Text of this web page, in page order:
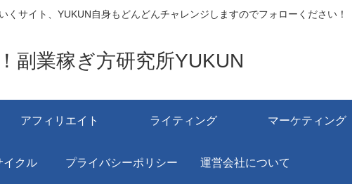
サイト、YUKUN自身もどんどんチャレンジしますのでフォローください！
副業稼ぎ方研究所YUKUN
アフィリエイト ライティング マーケティング
イクル プライバシーポリシー 運営会社について